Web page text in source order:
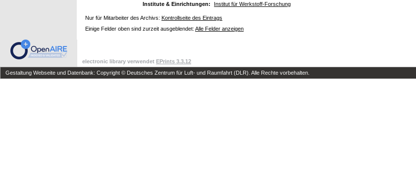
Institute & Einrichtungen:
Institut für Werkstoff-Forschung
Nur für Mitarbeiter des Archivs: Kontrollseite des Eintrags
Einige Felder oben sind zurzeit ausgeblendet: Alle Felder anzeigen
electronic library verwendet EPrints 3.3.12
Gestaltung Webseite und Datenbank: Copyright © Deutsches Zentrum für Luft- und Raumfahrt (DLR). Alle Rechte vorbehalten.